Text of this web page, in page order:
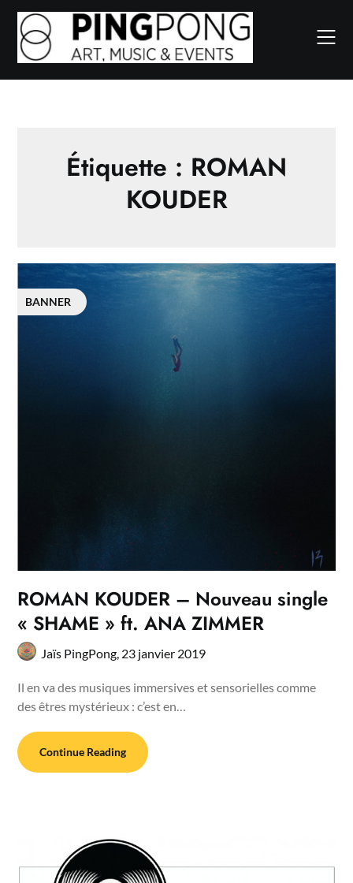
Skip
content
Étiquette : ROMAN
KOUDER
BANNER
ROMAN KOUDER – Nouveau single
« SHAME » ft. ANA ZIMMER
Jaïs PingPong, 23 janvier 2019
Il en va des musiques immersives et sensorielles comme
des êtres mystérieux : c’est en…
Continue Reading